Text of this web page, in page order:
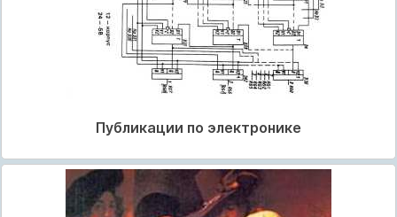
Публикации по электронике